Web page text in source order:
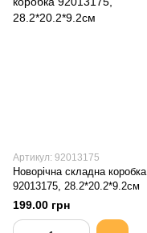
Артикул: 92013175
Новорічна складна коробка
92013175, 28.2*20.2*9.2см
199.00 грн